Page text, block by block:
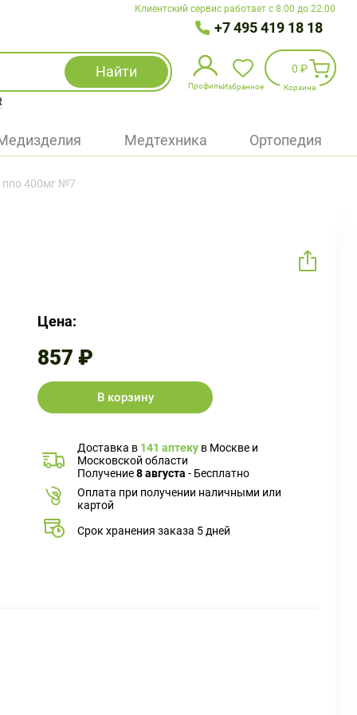
Клиентский сервис работает с 8.00 до 22.00
+7 495 419 18 18
Найти
Профиль
Избранное
Войти
Избранное
0 ₽
Корзина
Медтехника Ортопедия
ппо 400мг №7
Цена:
857 ₽
В корзину
Доставка в 141 аптеку в Москве и
Московской области
Получение8 августа - Бесплатно
Оплата при получении наличными или
картой
Срок хранения заказа 5 дней